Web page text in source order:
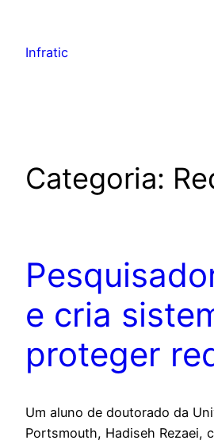
Infratic
Categoria:
e cria
proteger
Um aluno de doutorado da
Portsmouth, Hadiseh Rezaei,